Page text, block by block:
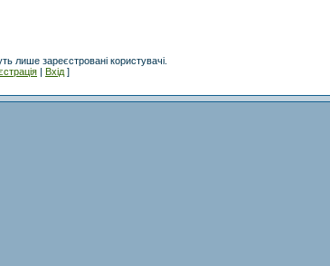
лише зареєстровані користувачі.
| Вхід ]